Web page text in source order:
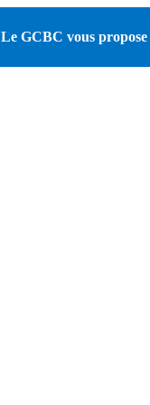
Le GCBC vous propose